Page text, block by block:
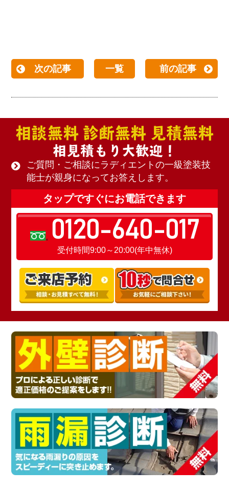
次の記事 一覧 前の記事
相談無料 診断無料 見積無料
相見積もり大歓迎！
ご質問・ご相談にラディエントの一級塗装技
能士が親身になってお答えします。
タップですぐにお電話できます
0120-640-017
受付時間9:00～20:00(年中無休)